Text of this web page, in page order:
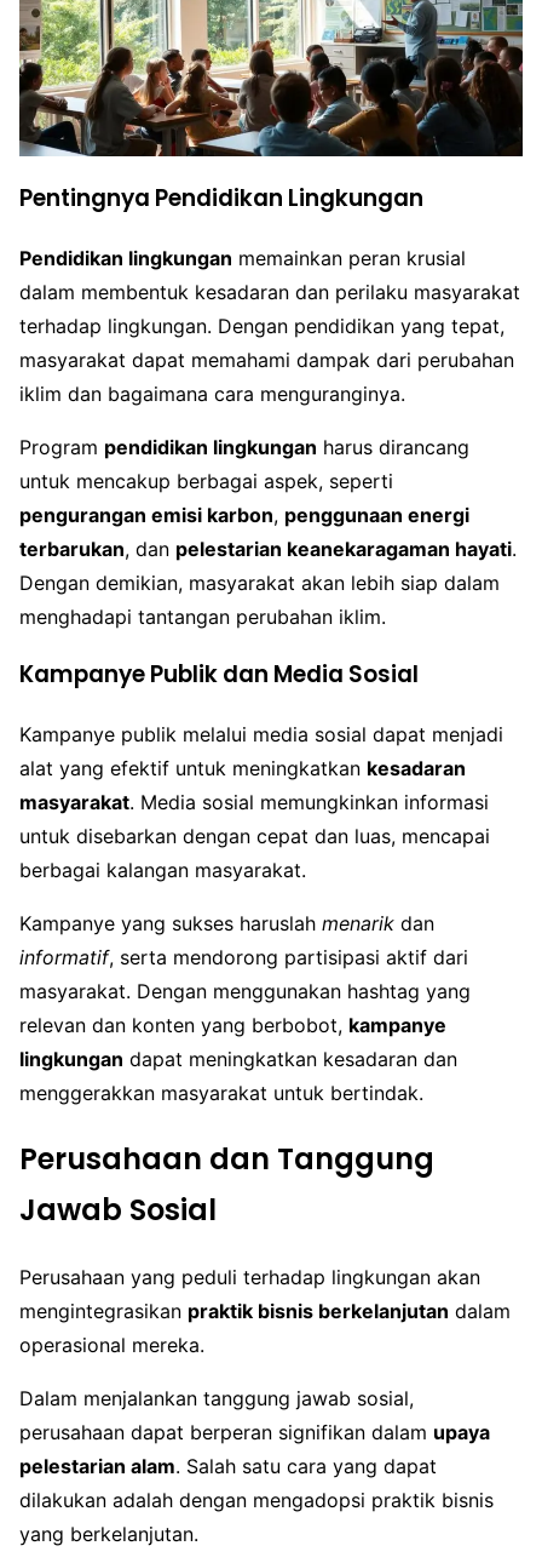
Pentingnya Pendidikan Lingkungan
Pendidikan lingkungan memainkan peran krusial
dalam membentuk kesadaran dan perilaku masyarakat
terhadap lingkungan. Dengan pendidikan yang tepat,
masyarakat dapat memahami dampak dari perubahan
iklim dan bagaimana cara menguranginya.
Program pendidikan lingkungan harus dirancang
untuk mencakup berbagai aspek, seperti
pengurangan emisi karbon, penggunaan energi
terbarukan, dan pelestarian keanekaragaman hayati.
Dengan demikian, masyarakat akan lebih siap dalam
menghadapi tantangan perubahan iklim.
Kampanye Publik dan Media Sosial
Kampanye publik melalui media sosial dapat menjadi
alat yang efektif untuk meningkatkan kesadaran
masyarakat. Media sosial memungkinkan informasi
untuk disebarkan dengan cepat dan luas, mencapai
berbagai kalangan masyarakat.
Kampanye yang sukses haruslah menarik dan
informatif, serta mendorong partisipasi aktif dari
masyarakat. Dengan menggunakan hashtag yang
relevan dan konten yang berbobot, kampanye
lingkungan dapat meningkatkan kesadaran dan
menggerakkan masyarakat untuk bertindak.
Perusahaan dan Tanggung
Jawab Sosial
Perusahaan yang peduli terhadap lingkungan akan
mengintegrasikan praktik bisnis berkelanjutan dalam
operasional mereka.
Dalam menjalankan tanggung jawab sosial,
perusahaan dapat berperan signifikan dalam upaya
pelestarian alam. Salah satu cara yang dapat
dilakukan adalah dengan mengadopsi praktik bisnis
yang berkelanjutan.